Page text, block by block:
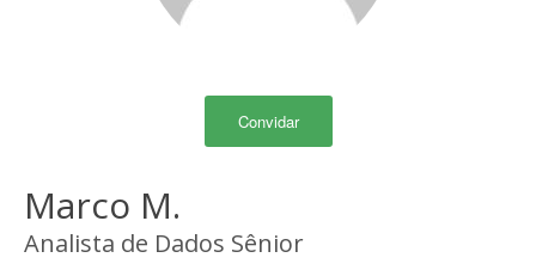
Convidar
Marco M.
Analista de Dados Sênior